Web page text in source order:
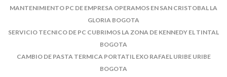
MANTENIMIENTO PC DE EMPRESA OPERAMOS EN SAN CRISTOBAL LA
GLORIA BOGOTA
SERVICIO TECNICO DE PC CUBRIMOS LA ZONA DE KENNEDY EL TINTAL
BOGOTA
CAMBIO DE PASTA TERMICA PORTATIL EXO RAFAEL URIBE URIBE
BOGOTA